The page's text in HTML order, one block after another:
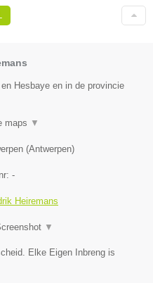
Hesbaye en in de provincie
maps ▼
(Antwerpen)
-
Heiremans
▼
Elke Eigen Inbreng is